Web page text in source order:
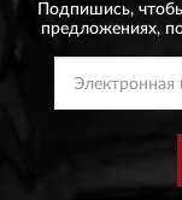
Подпишись,
предложениях,